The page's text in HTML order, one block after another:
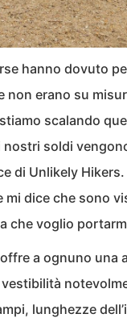
hanno dovuto
non erano su
scalando
soldi
di Unlikely
dice che sono
che voglio
offre a ognuno una
lunghezze